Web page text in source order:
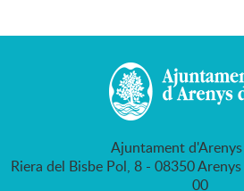
Ajuntament
Riera del Bisbe Pol, 8 - 08350
00